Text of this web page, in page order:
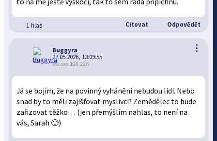
1 hlas Citovat Odpovědět
⋮
Buggyra
27.05.2026, 13:09:55
xxx.xxx.198.226
Já se bojím, že na povinný vyhánění nebudou lidi. Nebo
snad by to měli zajišťovat myslivci? Zemědělec to bude
zařizovat těžko… (jen přemýšlím nahlas, to není na
vás, Sarah 🙂)